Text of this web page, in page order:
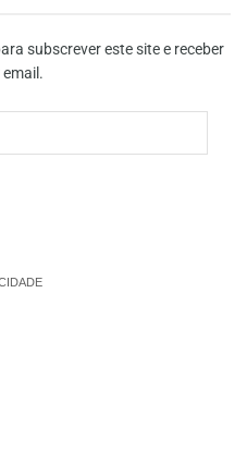
subscrever este site e receber